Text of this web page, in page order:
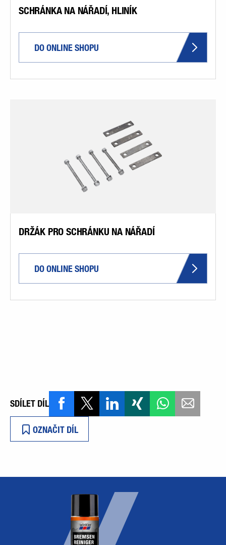
SCHRÁNKA NA NÁŘADÍ, HLINÍK
DO ONLINE SHOPU
DRŽÁK PRO SCHRÁNKU NA NÁŘADÍ
DO ONLINE SHOPU
SDÍLET DÍL
OZNAČIT DÍL